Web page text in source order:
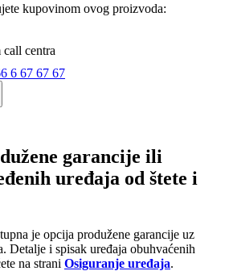
kupovinom ovog proizvoda:
centra
6 67 67 67
garancije ili
uređaja od štete i
je opcija produžene garancije uz
Detalje i spisak uređaja obuhvaćenih
na strani Osiguranje uređaja.